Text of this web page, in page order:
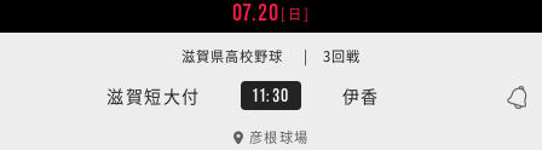
07.20[日]
滋賀短大付 11:30 伊香
滋賀県高校野球 | 3回戦
彦根球場